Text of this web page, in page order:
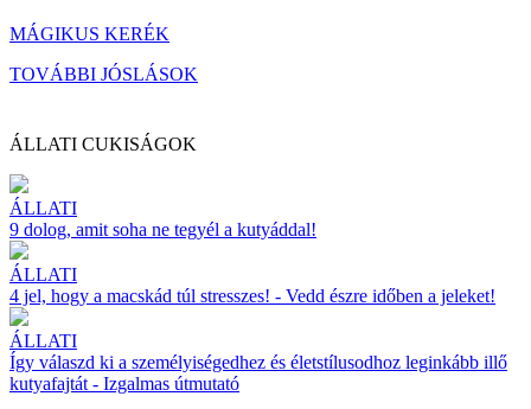
MÁGIKUS KERÉK
TOVÁBBI JÓSLÁSOK
ÁLLATI CUKISÁGOK
ÁLLATI
9 dolog, amit soha ne tegyél a kutyáddal!
ÁLLATI
4 jel, hogy a macskád túl stresszes! - Vedd észre időben a jeleket!
ÁLLATI
Így válaszd ki a személyiségedhez és életstílusodhoz leginkább illő
kutyafajtát - Izgalmas útmutató